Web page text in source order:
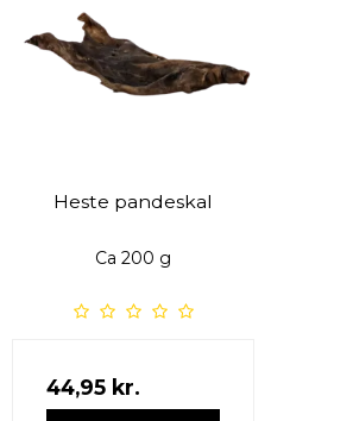
Heste pandeskal
Ca 200 g
44,95 kr.